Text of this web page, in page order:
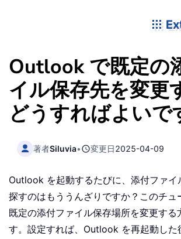
Outlook で既定の
イル保存先を変更
どうすればよいで
著者Siluvia• 変更日2025-04-09
Outlook を起動するたびに、添付ファイ
探すのはもううんざりですか？このチュ
既定の添付ファイル保存場所を変更する
す。設定すれば、Outlook を再起動した